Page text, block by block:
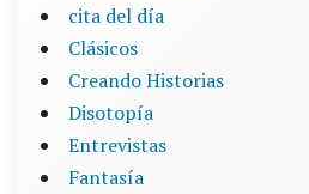
cita del día
Clásicos
Creando Historias
Disotopía
Entrevistas
Fantasía